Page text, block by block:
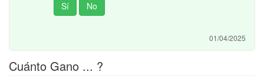
01/04/2025
Cuánto Gano ... ?